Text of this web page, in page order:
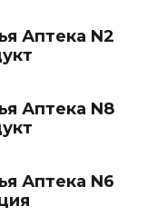
Аптека N2
Аптека N8
Аптека N6